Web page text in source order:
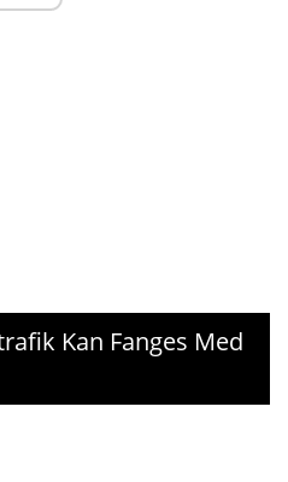
Kan Fanges Med